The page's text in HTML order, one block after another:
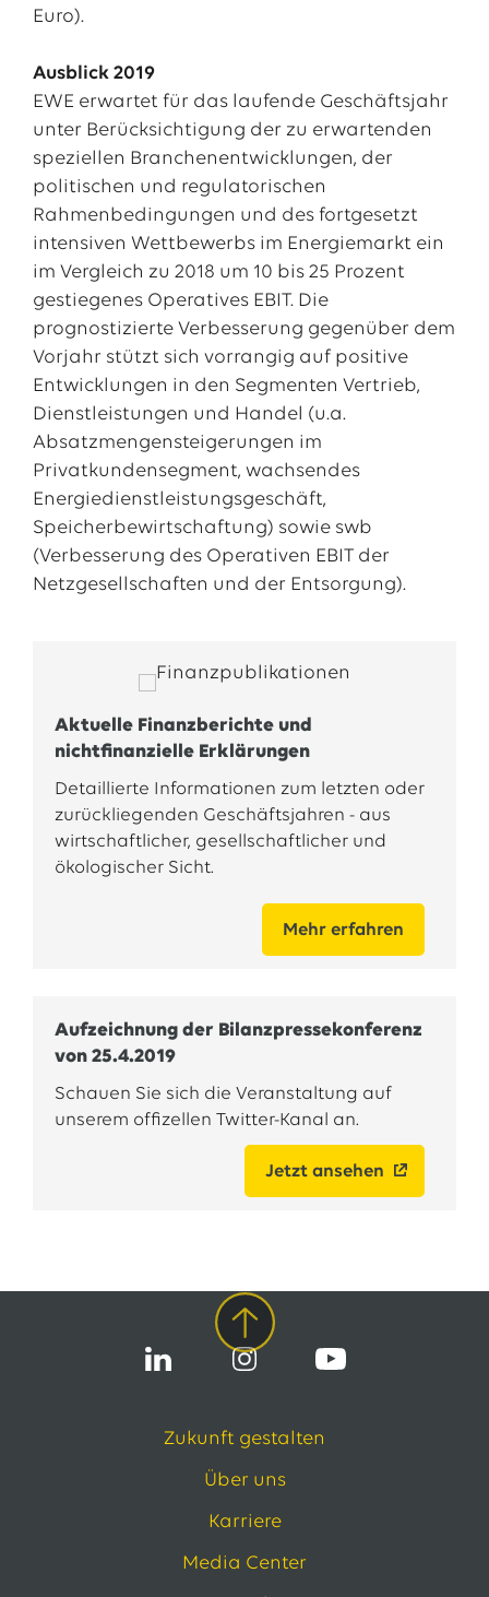
Euro).
Ausblick 2019
EWE erwartet für das laufende Geschäftsjahr
unter Berücksichtigung der zu erwartenden
speziellen Branchenentwicklungen, der
politischen und regulatorischen
Rahmenbedingungen und des fortgesetzt
intensiven Wettbewerbs im Energiemarkt ein
im Vergleich zu 2018 um 10 bis 25 Prozent
gestiegenes Operatives EBIT. Die
prognostizierte Verbesserung gegenüber dem
Vorjahr stützt sich vorrangig auf positive
Entwicklungen in den Segmenten Vertrieb,
Dienstleistungen und Handel (u.a.
Absatzmengensteigerungen im
Privatkundensegment, wachsendes
Energiedienstleistungsgeschäft,
Speicherbewirtschaftung) sowie swb
(Verbesserung des Operativen EBIT der
Netzgesellschaften und der Entsorgung).
Aktuelle Finanzberichte und
nichtfinanzielle Erklärungen
Detaillierte Informationen zum letzten oder
zurückliegenden Geschäftsjahren - aus
wirtschaftlicher, gesellschaftlicher und
ökologischer Sicht.
Mehr erfahren
Aufzeichnung der Bilanzpressekonferenz
von 25.4.2019
Schauen Sie sich die Veranstaltung auf
unserem offizellen Twitter-Kanal an.
Jetzt ansehen
Zukunft gestalten
Über uns
Karriere
Media Center